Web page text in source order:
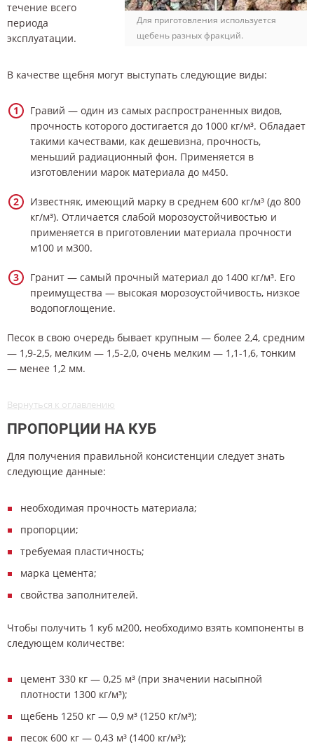
Для приготовления используется
щебень разных фракций.
течение всего
периода
эксплуатации.
В качестве щебня могут выступать следующие виды:
Гравий — один из самых распространенных видов,
прочность которого достигается до 1000 кг/м³. Обладает
такими качествами, как дешевизна, прочность,
меньший радиационный фон. Применяется в
изготовлении марок материала до м450.
Известняк, имеющий марку в среднем 600 кг/м³ (до 800
кг/м³). Отличается слабой морозоустойчивостью и
применяется в приготовлении материала прочности
м100 и м300.
Гранит — самый прочный материал до 1400 кг/м³. Его
преимущества — высокая морозоустойчивость, низкое
водопоглощение.
Песок в свою очередь бывает крупным — более 2,4, средним
— 1,9-2,5, мелким — 1,5-2,0, очень мелким — 1,1-1,6, тонким
— менее 1,2 мм.
Вернуться к оглавлению
ПРОПОРЦИИ НА КУБ
Для получения правильной консистенции следует знать
следующие данные:
необходимая прочность материала;
пропорции;
требуемая пластичность;
марка цемента;
свойства заполнителей.
Чтобы получить 1 куб м200, необходимо взять компоненты в
следующем количестве:
цемент 330 кг — 0,25 м³ (при значении насыпной
плотности 1300 кг/м³);
щебень 1250 кг — 0,9 м³ (1250 кг/м³);
песок 600 кг — 0,43 м³ (1400 кг/м³);